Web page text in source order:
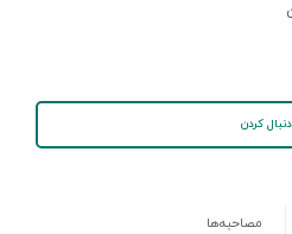
دنبال کردن
مصاحبه‌ها